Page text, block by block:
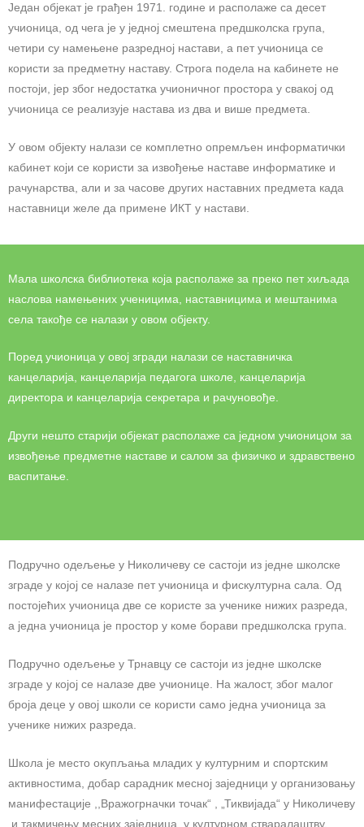
Један објекат је грађен 1971. године и располаже са десeт
учионица, од чега је у једној смештена предшколска група,
четири су намењене разредној настави, а пет учионица се
користи за предметну наставу. Строга подела на кабинете не
постоји, јер због недостатка учионичног простора у свакој од
учионица се реализује настава из два и више предмета.
У овом објекту налази се комплетно опремљен информатички
кабинет који се користи за извођење наставе информатике и
рачунарства, али и за часове других наставних предмета када
наставници желе да примене ИКТ у настави.
Мала школска библиотека која располаже за преко пет хиљада
наслова намењених ученицима, наставницима и мештанима
села такође се налази у овом објекту.
Поред учионица у овој згради налази се наставничка
канцеларија, канцеларија педагога школе, канцеларија
директора и канцеларија секретара и рачуновође.
Други нешто старији објекат располаже са једном учионицом за
извођење предметне наставе и салом за физичко и здравствено
васпитање.
Подручно одељење у Николичеву се састоји из једне школске
зграде у којој се налазе пет учионица и фискултурна сала. Од
постојећих учионица две се користе за ученике нижих разреда,
а једна учионица је простор у коме борави предшколска група.
Подручно одељење у Трнавцу се састоји из једне школске
зграде у којој се налазе две учионице. На жалост, због малог
броја деце у овој школи се користи само једна учионица за
ученике нижих разреда.
Школа је место окупљања младих у културним и спортским
активностима, добар сарадник месној заједници у организовању
манифестације ,,Вражогрначки точак“ , „Тиквијада“ у Николичеву
и такмичењу месних заједница у културном стваралаштву.